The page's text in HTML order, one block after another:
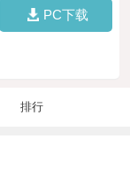
PC下载
排行